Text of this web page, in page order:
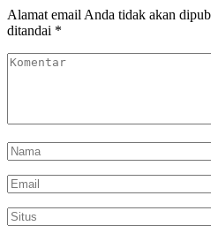
Alamat email Anda tidak akan
ditandai *